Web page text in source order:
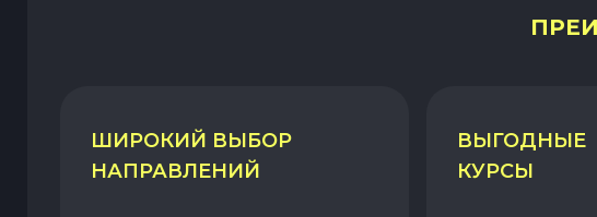
ШИРОКИЙ ВЫБОР
НАПРАВЛЕНИЙ
ВЫГОДНЫЕ
КУРСЫ